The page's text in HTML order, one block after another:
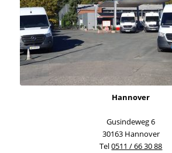
Hannover
Gusindeweg 6
30163 Hannover
Tel0511 / 66 30 88